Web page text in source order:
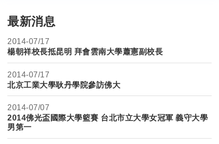
最新消息
2014-07/17
楊朝祥校長抵昆明 拜會雲南大學蕭憲副校長
2014-07/17
北京工業大學耿丹學院參訪佛大
2014-07/07
2014佛光盃國際大學籃賽 台北市立大學女冠軍 義守大學
男第一